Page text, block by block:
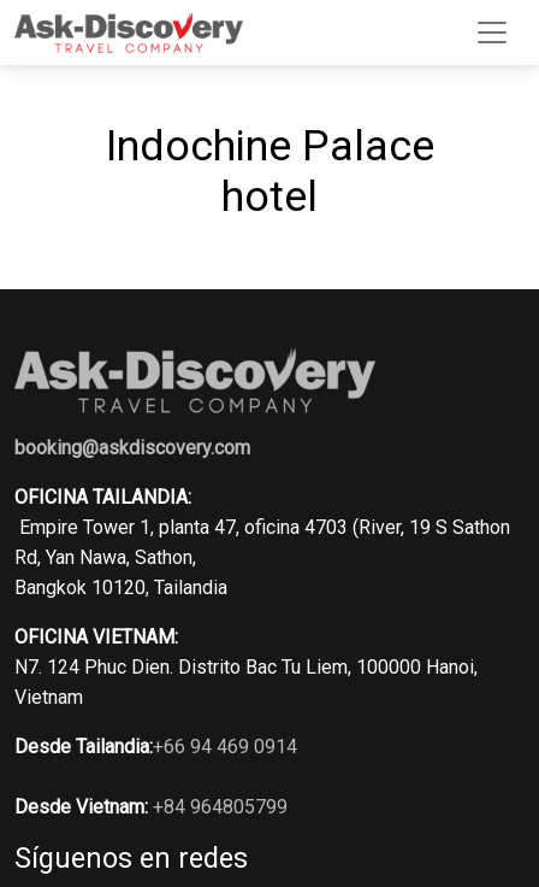
Indochine Palace
hotel
booking@askdiscovery.com
OFICINA TAILANDIA:
Empire Tower 1, planta 47, oficina 4703 (River, 19 S Sathon
Rd, Yan Nawa, Sathon,
Bangkok 10120, Tailandia
OFICINA VIETNAM:
N7. 124 Phuc Dien. Distrito Bac Tu Liem, 100000 Hanoi,
Vietnam
Desde Tailandia:+66 94 469 0914
Desde Vietnam: +84 964805799
Síguenos en redes